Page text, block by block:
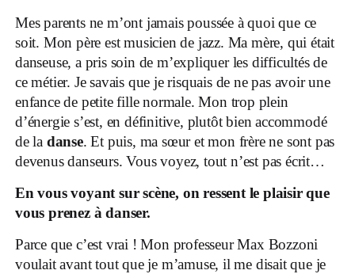
Mes parents ne m’ont jamais poussée à quoi que ce
soit. Mon père est musicien de jazz. Ma mère, qui était
danseuse, a pris soin de m’expliquer les difficultés de
ce métier. Je savais que je risquais de ne pas avoir une
enfance de petite fille normale. Mon trop plein
d’énergie s’est, en définitive, plutôt bien accommodé
de la danse. Et puis, ma sœur et mon frère ne sont pas
devenus danseurs. Vous voyez, tout n’est pas écrit…
En vous voyant sur scène, on ressent le plaisir que
vous prenez à danser.
Parce que c’est vrai ! Mon professeur Max Bozzoni
voulait avant tout que je m’amuse, il me disait que je